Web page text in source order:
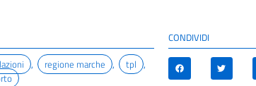
, regione marche , tpl ,
CONDIVIDI